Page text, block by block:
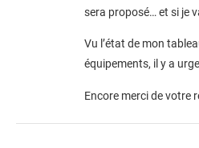
sera proposé… et si je
Vu l’état de mon
équipements, il y a
Encore merci de votre